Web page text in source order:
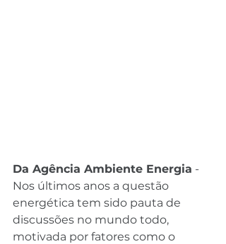
Da Agência Ambiente Energia -
Nos últimos anos a questão
energética tem sido pauta de
discussões no mundo todo,
motivada por fatores como o